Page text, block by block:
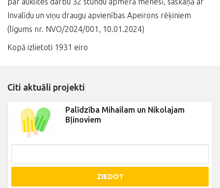
Invalīdu un viņu draugu apvienības Apeirons rēķiniem
(līgums nr. NVO/2024/001, 10.01.2024)
Kopā izlietoti 1931 eiro
Citi aktuāli projekti
Palīdzība Mihailam un Nikolajam
Bļinoviem
ZIEDOT